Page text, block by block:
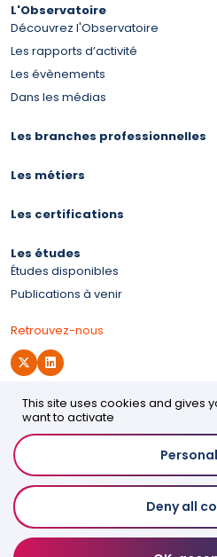
L'Observatoire
Découvrez l'Observatoire
Les rapports d’activité
Les évènements
Dans les médias
Les branches professionnelles
Les métiers
Les certifications
Les études
Études disponibles
Publications à venir
Retrouvez-nous
Site d'OPCO 2i
Mentions légales
Politique de confidentialité
This site uses cookies and gives
want to activate
Deny all